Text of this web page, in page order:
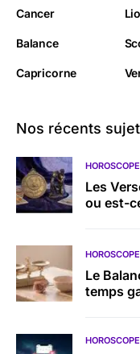
Cancer
Balance
Capricorne
Nos récents
HOROSCOPE
Les
ou est-
HOROSCOPE
Le
temps
HOROSCOPE